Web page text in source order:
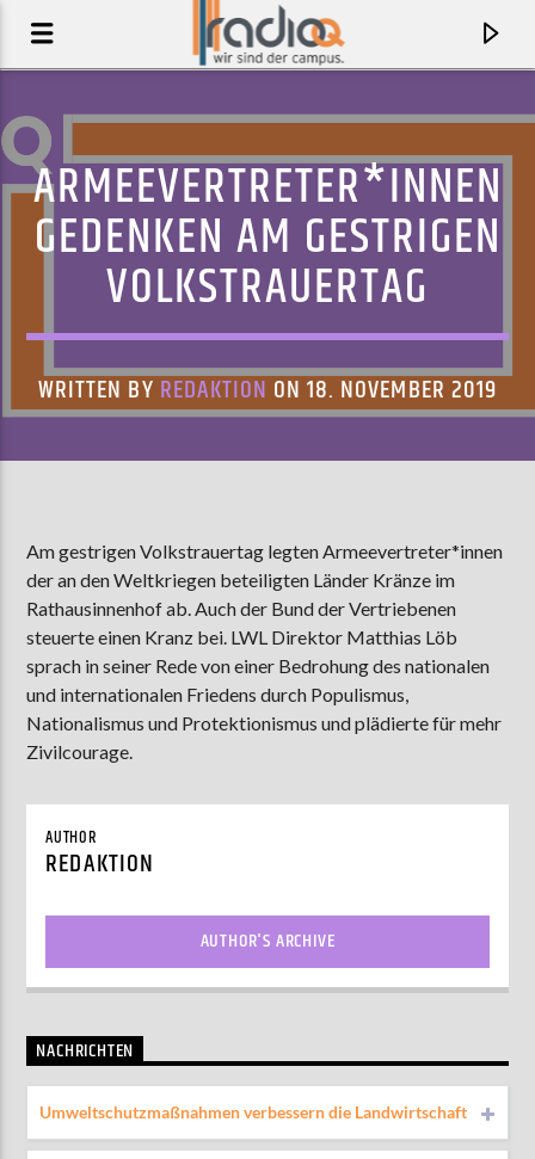
AKTUELLE SENDUNG
MOEBIUS
00:00 18:00
ARMEEVERTRETER*INNEN
GEDENKEN AM GESTRIGEN
VOLKSTRAUERTAG
WRITTEN BY REDAKTION ON 18. NOVEMBER 2019
Am gestrigen Volkstrauertag legten Armeevertreter*innen
der an den Weltkriegen beteiligten Länder Kränze im
Rathausinnenhof ab. Auch der Bund der Vertriebenen
steuerte einen Kranz bei. LWL Direktor Matthias Löb
sprach in seiner Rede von einer Bedrohung des nationalen
und internationalen Friedens durch Populismus,
Nationalismus und Protektionismus und plädierte für mehr
Zivilcourage.
AUTHOR
REDAKTION
AUTHOR'S ARCHIVE
NACHRICHTEN
Umweltschutzmaßnahmen verbessern die Landwirtschaft